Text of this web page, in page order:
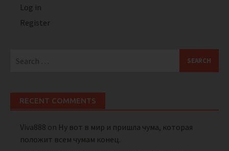
Log in
Register
for:
RECENT COMMENTS
Viva888 on Ну вот в мир и пришла чума, которая
положит всем чумам конец.